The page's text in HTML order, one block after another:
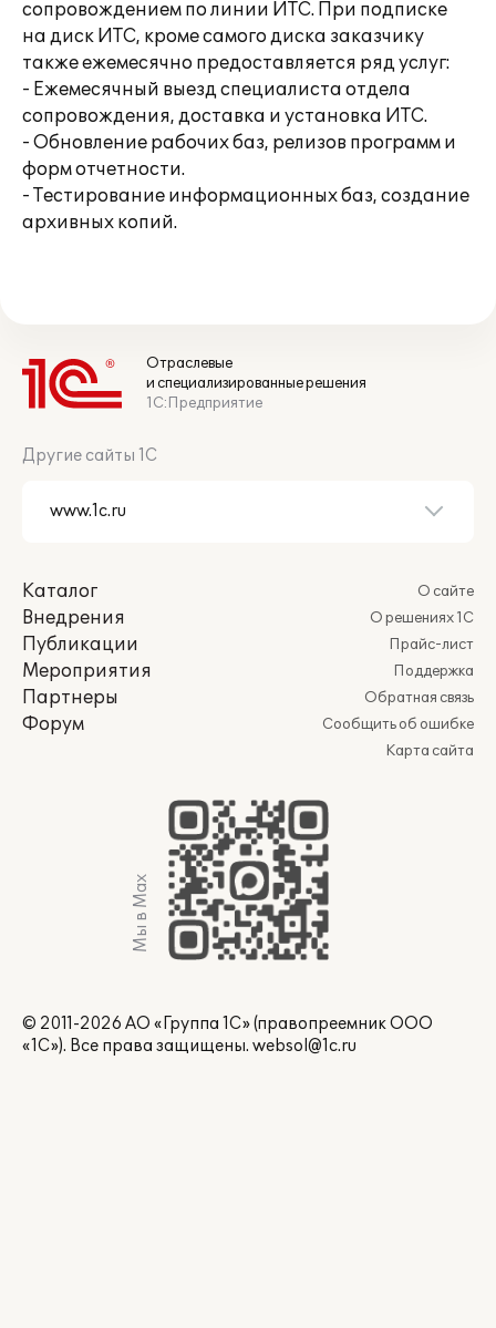
сопровождением по линии ИТС. При подписке
на диск ИТС, кроме самого диска заказчику
также ежемесячно предоставляется ряд услуг:
- Ежемесячный выезд специалиста отдела
сопровождения, доставка и установка ИТС.
- Обновление рабочих баз, релизов программ и
форм отчетности.
- Тестирование информационных баз, создание
архивных копий.
Отраслевые
и специализированные решения
1С:Предприятие
Другие сайты 1С
Каталог
Внедрения
Публикации
Мероприятия
Партнеры
Форум
О сайте
О решениях 1С
Прайс-лист
Поддержка
Обратная связь
Сообщить об ошибке
Карта сайта
Мы в Max
© 2011-2026 АО «Группа 1С» (правопреемник ООО
«1С»). Все права защищены. websol@1c.ru